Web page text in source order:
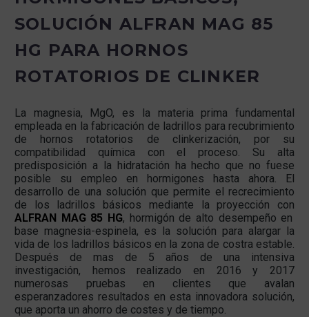
SOLUCIÓN ALFRAN MAG 85
HG PARA HORNOS
ROTATORIOS DE CLINKER
La magnesia, MgO, es la materia prima fundamental
empleada en la fabricación de ladrillos para recubrimiento
de hornos rotatorios de clinkerización, por su
compatibilidad química con el proceso. Su alta
predisposición a la hidratación ha hecho que no fuese
posible su empleo en hormigones hasta ahora. El
desarrollo de una solución que permite el recrecimiento
de los ladrillos básicos mediante la proyección con
ALFRAN MAG 85 HG, hormigón de alto desempeño en
base magnesia-espinela, es la solución para alargar la
vida de los ladrillos básicos en la zona de costra estable.
Después de mas de 5 años de una intensiva
investigación, hemos realizado en 2016 y 2017
numerosas pruebas en clientes que avalan
esperanzadores resultados en esta innovadora solución,
que aporta un ahorro de costes y de tiempo.